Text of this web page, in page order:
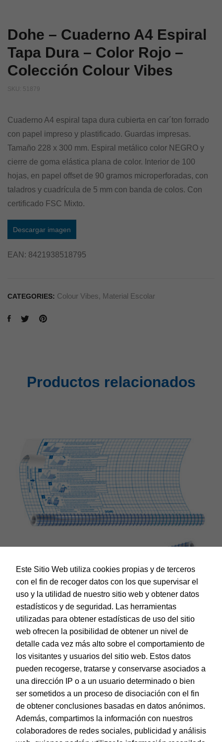
Dohe – Cuaderno A4 Espiral
Tapa Dura – Color Rojo –
Colección Colour Vibes
SKU: 51879
Cuaderno A4 espiral tapa dura cubierta en car´ton forrado
con papel impreso y plastificado. Guardas impresas.
Tamaño 228 x 300 mm. Espiral metálico color NEGRO y
cierre de goma elástica plana de color. Interior de 100
hojas, en papel offset de 90 gramos microperforadas, con
taladros y cuadrícula de 5 mm con banda de colos. Con
certificado FSC Mixto.
Descargar imagen
EAN: 8421938518795
CATEGORIES: Colour Vibes, Material Escolar
Productos relacionados
Dohe – Forralibro autoadhesivo – 50 micras – 50 x 150 cm
EAN:8421938914368
© Dohe - Camino de Madrid, 14
28970 • Humanes de Madrid (Madrid)
ESPAÑA
Este Sitio Web utiliza cookies propias y de terceros
con el fin de recoger datos con los que supervisar el
uso y la utilidad de nuestro sitio web y obtener datos
estadísticos y de seguridad. Las herramientas
utilizadas para obtener estadísticas de uso del sitio
web ofrecen la posibilidad de obtener un nivel de
detalle cada vez más alto sobre el comportamiento de
los visitantes y usuarios del sitio web. Estos datos
pueden recogerse, tratarse y conservarse asociados a
una dirección IP o a un usuario determinado o bien
ser sometidos a un proceso de disociación con el fin
de obtener conclusiones basadas en datos anónimos.
Además, compartimos la información con nuestros
colaboradores de redes sociales, publicidad y análisis